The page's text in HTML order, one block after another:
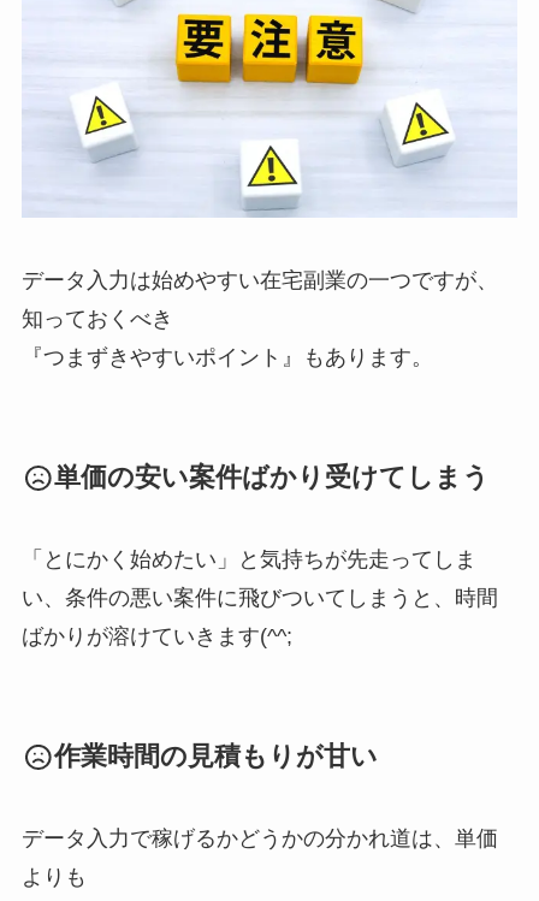
データ入力は始めやすい在宅副業の一つですが、
知っておくべき
『つまずきやすいポイント』もあります。
単価の安い案件ばかり受けてしまう
「とにかく始めたい」と気持ちが先走ってしま
い、条件の悪い案件に飛びついてしまうと、時間
ばかりが溶けていきます(^^;
作業時間の見積もりが甘い
データ入力で稼げるかどうかの分かれ道は、単価
よりも